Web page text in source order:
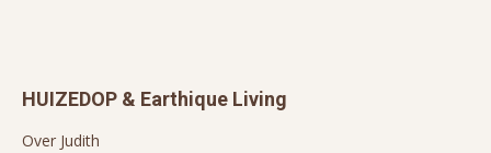
HUIZEDOP & Earthique Living
Over Judith